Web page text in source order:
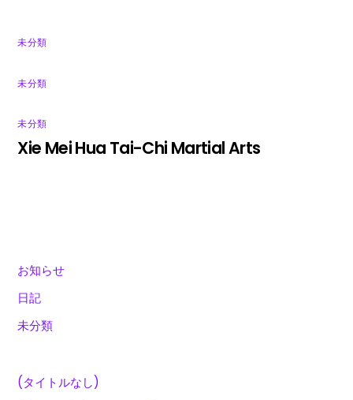
未分類
未分類
未分類
Xie Mei Hua Tai-Chi Martial Arts
お知らせ
日記
未分類
(タイトルなし)